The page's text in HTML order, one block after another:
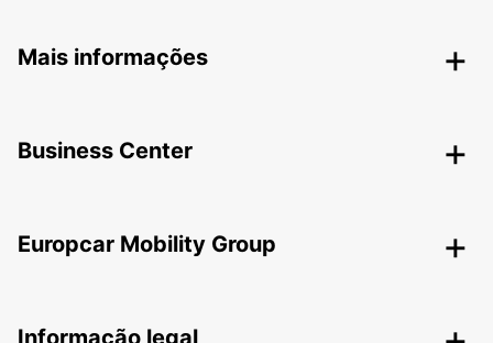
Mais informações
Business Center
Europcar Mobility Group